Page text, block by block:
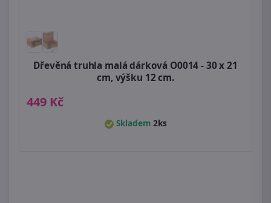
Dřevěná truhla malá dárková O0014 - 30 x 21
cm, výšku 12 cm.
449 Kč
Skladem 2ks